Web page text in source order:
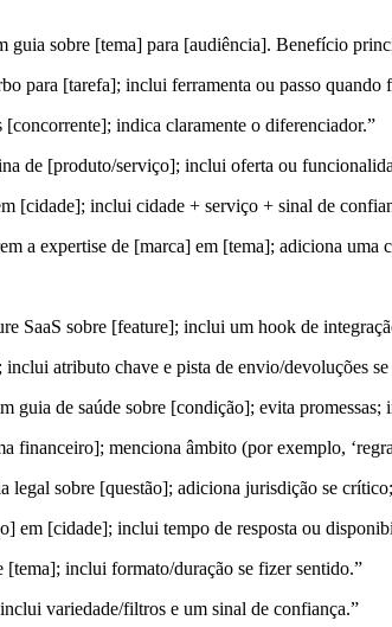
guia sobre [tema] para [audiência]. Benefício
para [tarefa]; inclui ferramenta ou passo quando
indica claramente o diferenciador.”
de [produto/serviço]; inclui oferta ou
[cidade]; inclui cidade + serviço + sinal de
a expertise de [marca] em [tema]; adiciona uma
SaaS sobre [feature]; inclui um hook de
atributo chave e pista de envio/devoluções
de saúde sobre [condição]; evita promessas;
menciona âmbito (por exemplo,
sobre [questão]; adiciona jurisdição se
em [cidade]; inclui tempo de resposta ou
[tema]; inclui formato/duração se fizer sentido.”
variedade/filtros e um sinal de confiança.”